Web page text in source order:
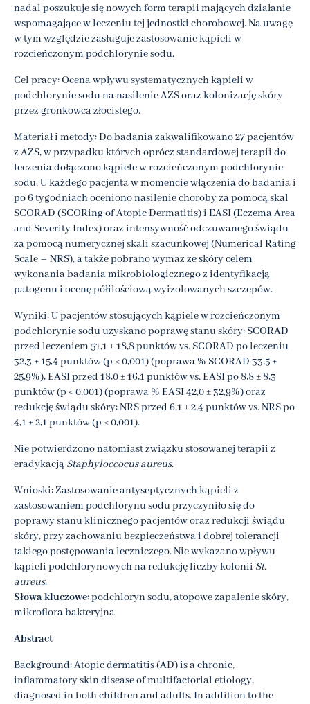
nadal poszukuje się nowych form terapii mających działanie
wspomagające w leczeniu tej jednostki chorobowej. Na uwagę
w tym względzie zasługuje zastosowanie kąpieli w
rozcieńczonym podchlorynie sodu.
Cel pracy: Ocena wpływu systematycznych kąpieli w
podchlorynie sodu na nasilenie AZS oraz kolonizację skóry
przez gronkowca złocistego.
Materiał i metody: Do badania zakwalifikowano 27 pacjentów
z AZS, w przypadku których oprócz standardowej terapii do
leczenia dołączono kąpiele w rozcieńczonym podchlorynie
sodu. U każdego pacjenta w momencie włączenia do badania i
po 6 tygodniach oceniono nasilenie choroby za pomocą skal
SCORAD (SCORing of Atopic Dermatitis) i EASI (Eczema Area
and Severity Index) oraz intensywność odczuwanego świądu
za pomocą numerycznej skali szacunkowej (Numerical Rating
Scale – NRS), a także pobrano wymaz ze skóry celem
wykonania badania mikrobiologicznego z identyfikacją
patogenu i ocenę półilościową wyizolowanych szczepów.
Wyniki: U pacjentów stosujących kąpiele w rozcieńczonym
podchlorynie sodu uzyskano poprawę stanu skóry: SCORAD
przed leczeniem 51,1 ± 18,8 punktów vs. SCORAD po leczeniu
32,3 ± 15,4 punktów (p < 0,001) (poprawa % SCORAD 33,5 ±
25,9%), EASI przed 18,0 ± 16,1 punktów vs. EASI po 8,8 ± 8,3
punktów (p < 0,001) (poprawa % EASI 42,0 ± 32,9%) oraz
redukcję świądu skóry: NRS przed 6,1 ± 2,4 punktów vs. NRS po
4,1 ± 2,1 punktów (p < 0,001).
Nie potwierdzono natomiast związku stosowanej terapii z
eradykacją Staphyloccocus aureus.
Wnioski: Zastosowanie antyseptycznych kąpieli z
zastosowaniem podchlorynu sodu przyczyniło się do
poprawy stanu klinicznego pacjentów oraz redukcji świądu
skóry, przy zachowaniu bezpieczeństwa i dobrej tolerancji
takiego postępowania leczniczego. Nie wykazano wpływu
kąpieli podchlorynowych na redukcję liczby kolonii St.
aureus.
Słowa kluczowe: podchloryn sodu, atopowe zapalenie skóry,
mikroflora bakteryjna
Abstract
Background: Atopic dermatitis (AD) is a chronic,
inflammatory skin disease of multifactorial etiology,
diagnosed in both children and adults. In addition to the